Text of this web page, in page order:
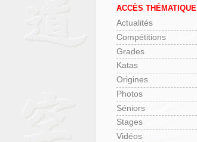
ACCÈS THÉMATIQUE
Actualités
Compétitions
Grades
Katas
Origines
Photos
Séniors
Stages
Vidéos